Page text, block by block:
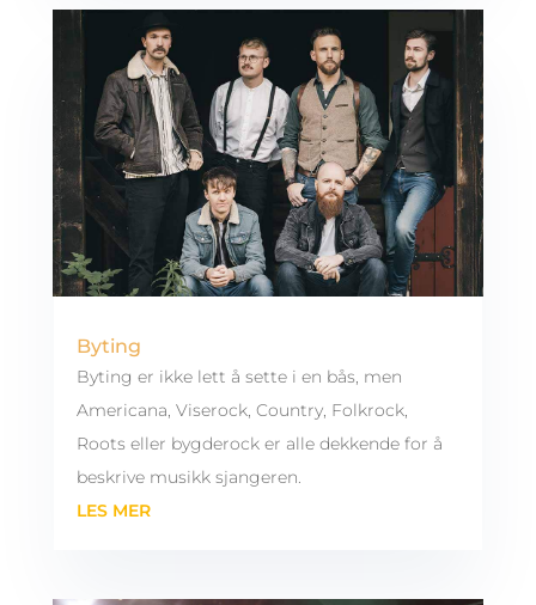
Byting
Byting er ikke lett å sette i en bås, men
Americana, Viserock, Country, Folkrock,
Roots eller bygderock er alle dekkende for å
beskrive musikk sjangeren.
LES MER